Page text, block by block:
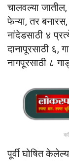
चालवल्या जातील,
फेऱ्या, तर
नांदेडसाठी ४
दानापूरसाठी ६,
नागपूरसाठी ८
पूर्वी घोषित